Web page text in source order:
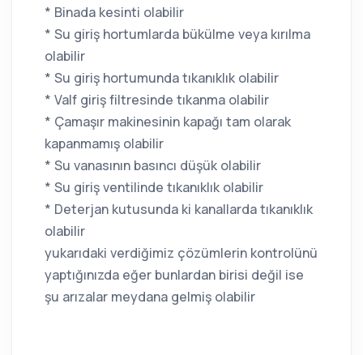
* Binada kesinti olabilir
* Su giriş hortumlarda bükülme veya kırılma
olabilir
* Su giriş hortumunda tıkanıklık olabilir
* Valf giriş filtresinde tıkanma olabilir
* Çamaşır makinesinin kapağı tam olarak
kapanmamış olabilir
* Su vanasının basıncı düşük olabilir
* Su giriş ventilinde tıkanıklık olabilir
* Deterjan kutusunda ki kanallarda tıkanıklık
olabilir
yukarıdaki verdiğimiz çözümlerin kontrolünü
yaptığınızda eğer bunlardan birisi değil ise
şu arızalar meydana gelmiş olabilir